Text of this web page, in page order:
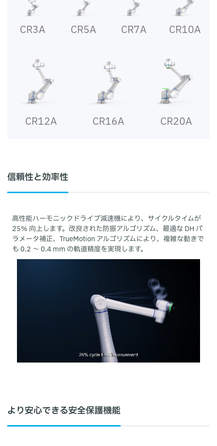
CR3A CR5A CR7A CR10A
CR12A CR16A CR20A
信頼性と効率性
高性能ハーモニックドライブ減速機により、サイクルタイムが
25% 向上します。改良された防振アルゴリズム、最適な DH パ
ラメータ補正、TrueMotion アルゴリズムにより、複雑な動きで
も 0.2 ～ 0.4 mm の軌道精度を実現します。
より安心できる安全保護機能